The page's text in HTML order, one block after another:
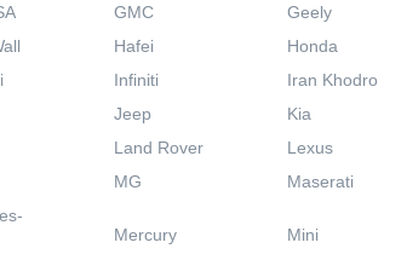
GMC Geely
Hafei Honda
Infiniti Iran Khodro
Jeep Kia
Land Rover Lexus
MG Maserati
Mercury Mini